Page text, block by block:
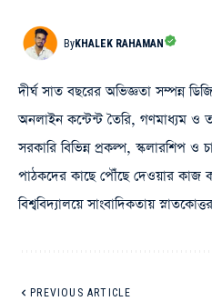
ByKHALEK RAHAMAN
দীর্ঘ সাত বছরের অভিজ্ঞতা সম্পন্ন
অনলাইন কন্টেন্ট তৈরি, গণমাধ্যম ও
সরকারি বিভিন্ন প্রকল্প, স্কলারশিপ ও
পাঠকদের কাছে পৌঁছে দেওয়ার কাজ
বিশ্ববিদ্যালয়ে সাংবাদিকতায়
PREVIOUS ARTICLE